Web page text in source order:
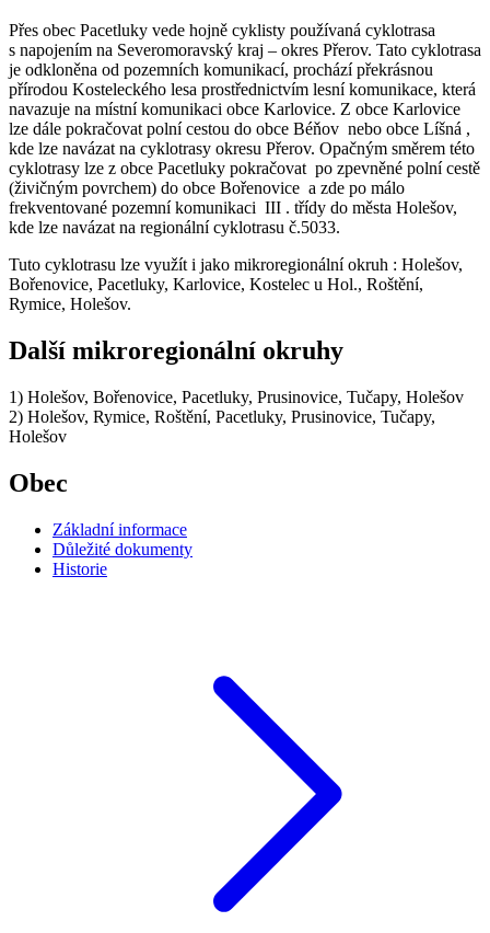
Přes obec Pacetluky vede hojně cyklisty používaná cyklotrasa
s napojením na Severomoravský kraj – okres Přerov. Tato cyklotrasa
je odkloněna od pozemních komunikací, prochází překrásnou
přírodou Kosteleckého lesa prostřednictvím lesní komunikace, která
navazuje na místní komunikaci obce Karlovice. Z obce Karlovice
lze dále pokračovat polní cestou do obce Béňov nebo obce Líšná ,
kde lze navázat na cyklotrasy okresu Přerov. Opačným směrem této
cyklotrasy lze z obce Pacetluky pokračovat po zpevněné polní cestě
(živičným povrchem) do obce Bořenovice a zde po málo
frekventované pozemní komunikaci III . třídy do města Holešov,
kde lze navázat na regionální cyklotrasu č.5033.
Tuto cyklotrasu lze využít i jako mikroregionální okruh : Holešov,
Bořenovice, Pacetluky, Karlovice, Kostelec u Hol., Roštění,
Rymice, Holešov.
Další mikroregionální okruhy
1) Holešov, Bořenovice, Pacetluky, Prusinovice, Tučapy, Holešov
2) Holešov, Rymice, Roštění, Pacetluky, Prusinovice, Tučapy,
Holešov
Obec
Základní informace
Důležité dokumenty
Historie